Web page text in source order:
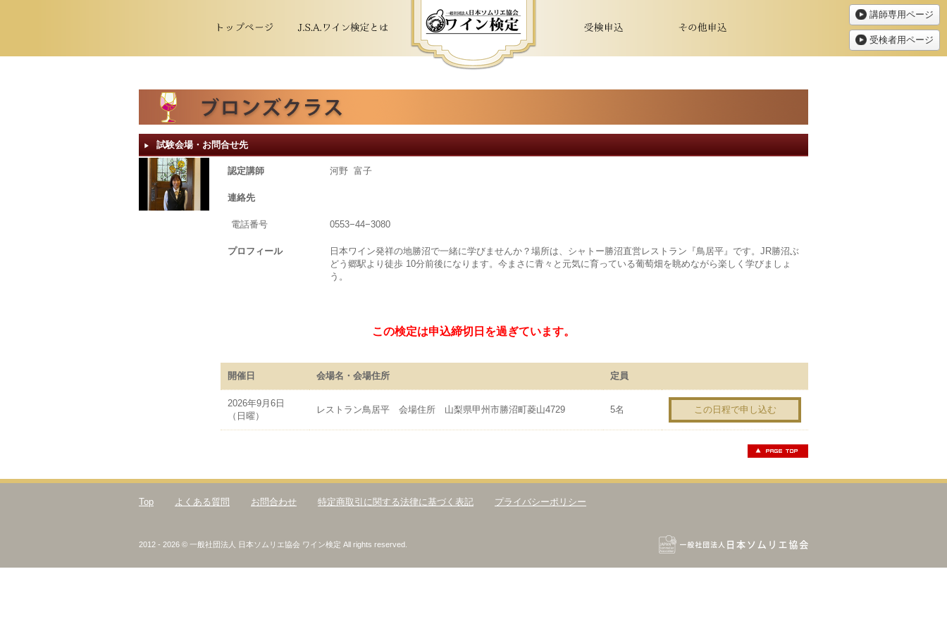
講師専用ページ
受検者用ページ
▶︎ 試験会場・お問合せ先
認定講師 河野 富子
連絡先
電話番号 0553−44−3080
プロフィール
日本ワイン発祥の地勝沼で一緒に学びませんか？場所は、シャトー勝沼直営レストラン『鳥居平』です。JR勝沼ぶ
どう郷駅より徒歩 10分前後になります。今まさに青々と元気に育っている葡萄畑を眺めながら楽しく学びましょ
う。
この検定は申込締切日を過ぎています。
開催日 会場名・会場住所 定員
2026年9月6日
（日曜）
レストラン鳥居平 会場住所 山梨県甲州市勝沼町菱山4729 5名 この日程で申し込む
Top よくある質問 お問合わせ 特定商取引に関する法律に基づく表記 プライバシーポリシー
2012 - 2026 © 一般社団法人 日本ソムリエ協会 ワイン検定 All rights reserved.